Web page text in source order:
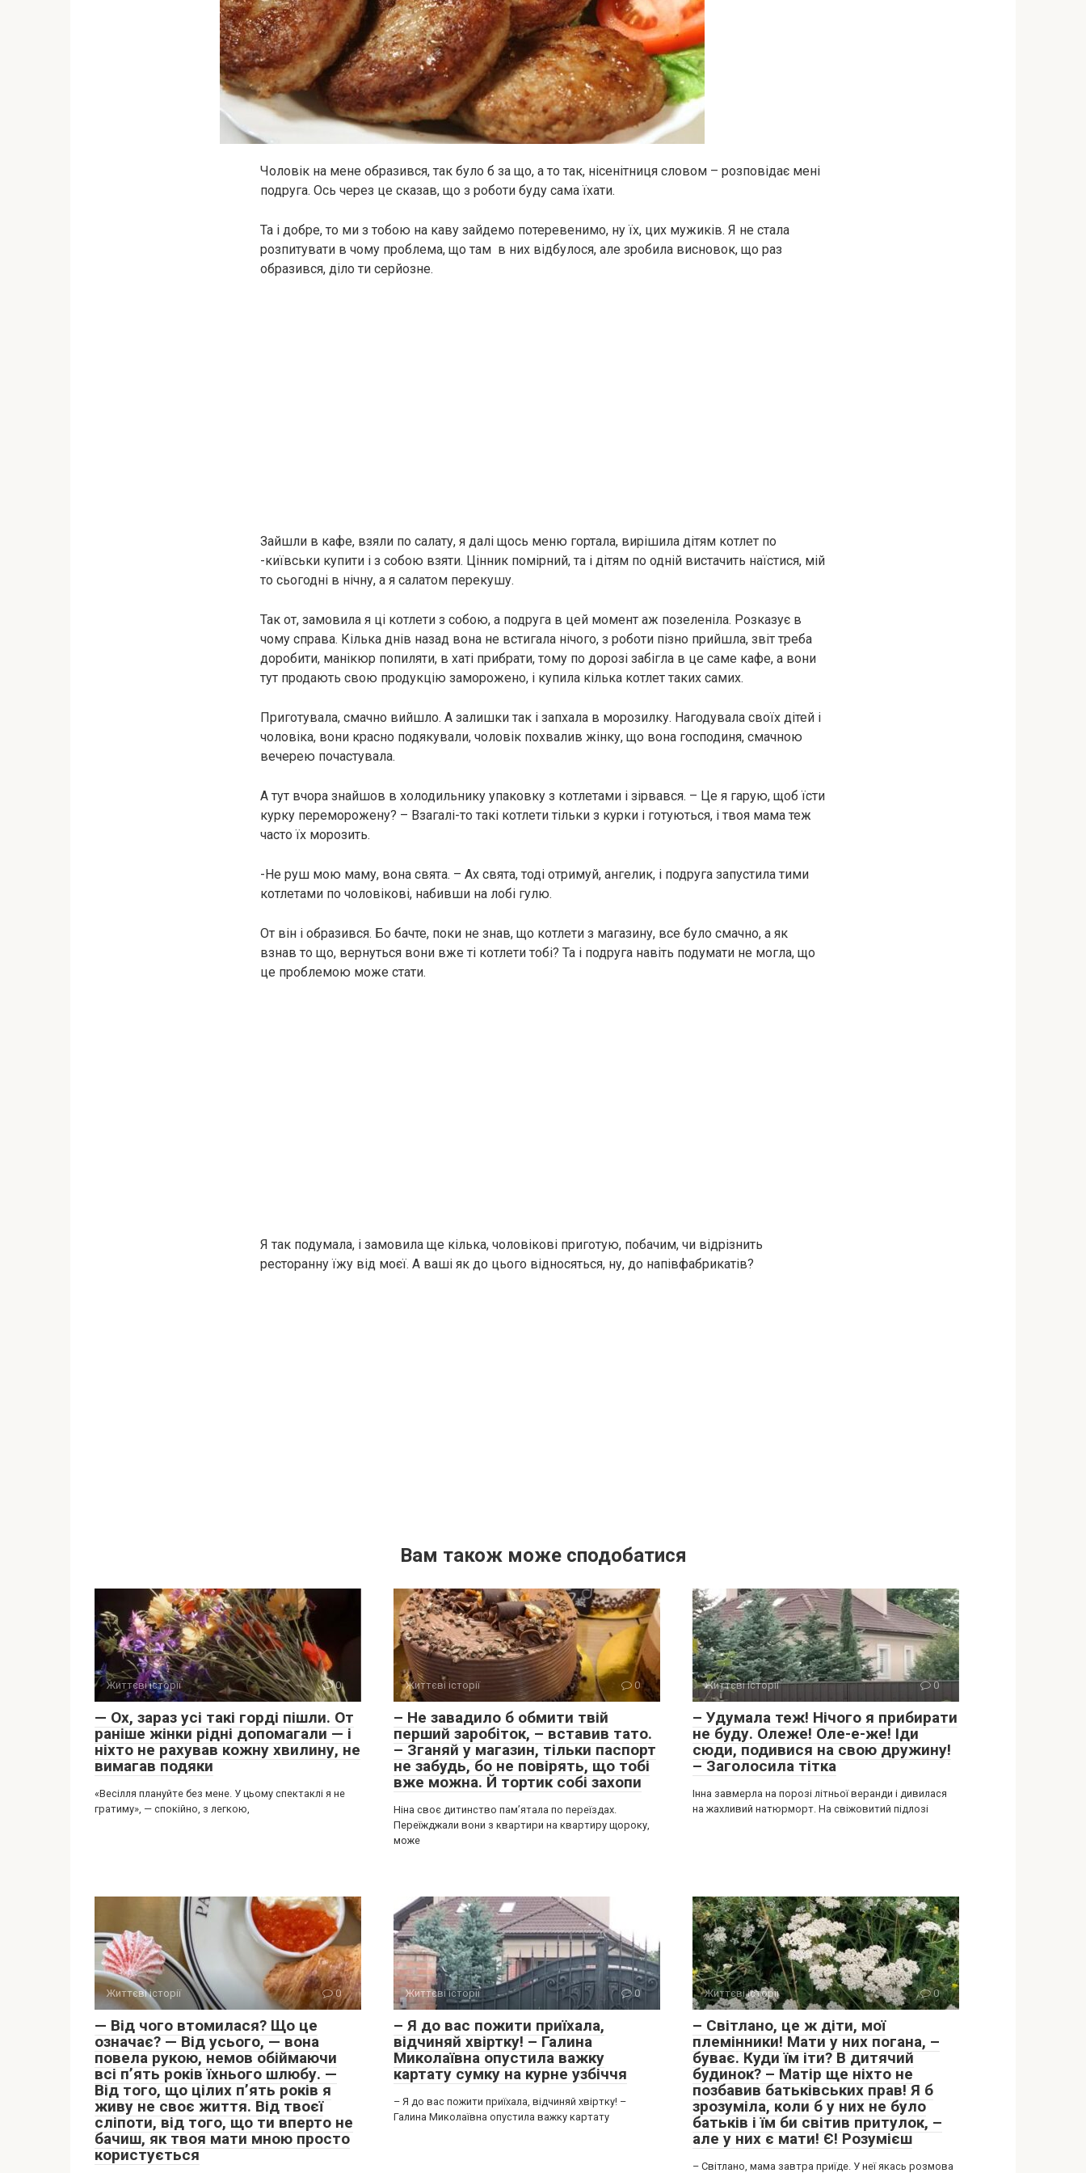
Чоловік на мене образився, так було б за що, а то так, нісенітниця словом – розповідає мені
подруга. Ось через це сказав, що з роботи буду сама їхати.
Та і добре, то ми з тобою на каву зайдемо потеревенимо, ну їх, цих мужиків. Я не стала
розпитувати в чому проблема, що там в них відбулося, але зробила висновок, що раз
образився, діло ти серйозне.
Зайшли в кафе, взяли по салату, я далі щось меню гортала, вирішила дітям котлет по
-київськи купити і з собою взяти. Цінник помірний, та і дітям по одній вистачить наїстися, мій
то сьогодні в нічну, а я салатом перекушу.
Так от, замовила я ці котлети з собою, а подруга в цей момент аж позеленіла. Розказує в
чому справа. Кілька днів назад вона не встигала нічого, з роботи пізно прийшла, звіт треба
доробити, манікюр попиляти, в хаті прибрати, тому по дорозі забігла в це саме кафе, а вони
тут продають свою продукцію заморожено, і купила кілька котлет таких самих.
Приготувала, смачно вийшло. А залишки так і запхала в морозилку. Нагодувала своїх дітей і
чоловіка, вони красно подякували, чоловік похвалив жінку, що вона господиня, смачною
вечерею почастувала.
А тут вчора знайшов в холодильнику упаковку з котлетами і зірвався. – Це я гарую, щоб їсти
курку переморожену? – Взагалі-то такі котлети тільки з курки і готуються, і твоя мама теж
часто їх морозить.
-Не руш мою маму, вона свята. – Ах свята, тоді отримуй, ангелик, і подруга запустила тими
котлетами по чоловікові, набивши на лобі гулю.
От він і образився. Бо бачте, поки не знав, що котлети з магазину, все було смачно, а як
взнав то що, вернуться вони вже ті котлети тобі? Та і подруга навіть подумати не могла, що
це проблемою може стати.
Я так подумала, і замовила ще кілька, чоловікові приготую, побачим, чи відрізнить
ресторанну їжу від моєї. А ваші як до цього відносяться, ну, до напівфабрикатів?
Вам також може сподобатися
Життєві історії 0
— Ох, зараз усі такі горді пішли. От
раніше жінки рідні допомагали — і
ніхто не рахував кожну хвилину, не
вимагав подяки
«Весілля плануйте без мене. У цьому спектаклі я не
гратиму», — спокійно, з легкою,
Життєві історії 0
– Не завадило б обмити твій
перший заробіток, – вставив тато.
– Зганяй у магазин, тільки паспорт
не забудь, бо не повірять, що тобі
вже можна. Й тортик собі захопи
Ніна своє дитинство пам’ятала по переїздах.
Переїжджали вони з квартири на квартиру щороку,
може
Життєві історії 0
– Удумала теж! Нічого я прибирати
не буду. Олеже! Оле-е-же! Іди
сюди, подивися на свою дружину!
– Заголосила тітка
Інна завмерла на порозі літньої веранди і дивилася
на жахливий натюрморт. На свіжовитий підлозі
Життєві історії 0
— Від чого втомилася? Що це
означає? — Від усього, — вона
повела рукою, немов обіймаючи
всі п’ять років їхнього шлюбу. —
Від того, що цілих п’ять років я
живу не своє життя. Від твоєї
сліпоти, від того, що ти вперто не
бачиш, як твоя мати мною просто
користується
Життєві історії 0
– Я до вас пожити приїхала,
відчиняй хвіртку! – Галина
Миколаївна опустила важку
картату сумку на курне узбіччя
– Я до вас пожити приїхала, відчиняй хвіртку! –
Галина Миколаївна опустила важку картату
Життєві історії 0
– Світлано, це ж діти, мої
племінники! Мати у них погана, –
буває. Куди їм іти? В дитячий
будинок? – Матір ще ніхто не
позбавив батьківських прав! Я б
зрозуміла, коли б у них не було
батьків і їм би світив притулок, –
але у них є мати! Є! Розумієш
– Світлано, мама завтра приїде. У неї якась розмова